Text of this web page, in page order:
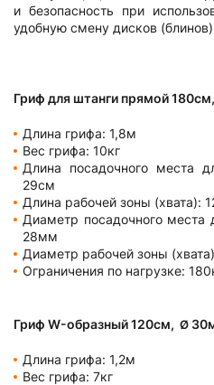
и безопасность при
удобную смену дисков
Гриф для штанги прямой
Длина грифа: 1,8м
Вес грифа: 10кг
Длина посадочного места
29см
Длина рабочей зоны (хвата):
Диаметр посадочного места
28мм
Диаметр рабочей зоны
Ограничения по нагрузке:
Гриф W-образный 120см, Ø
Длина грифа: 1,2м
Вес грифа: 7кг